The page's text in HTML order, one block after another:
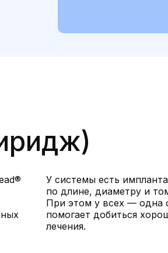
У системы есть
по длине, диаметру и
При этом у всех — одна
помогает добиться
лечения.